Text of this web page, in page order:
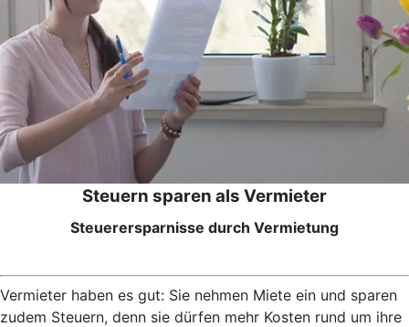
Steuern sparen als Vermieter
Steuerersparnisse durch Vermietung
Vermieter haben es gut: Sie nehmen Miete ein und sparen
zudem Steuern, denn sie dürfen mehr Kosten rund um ihre